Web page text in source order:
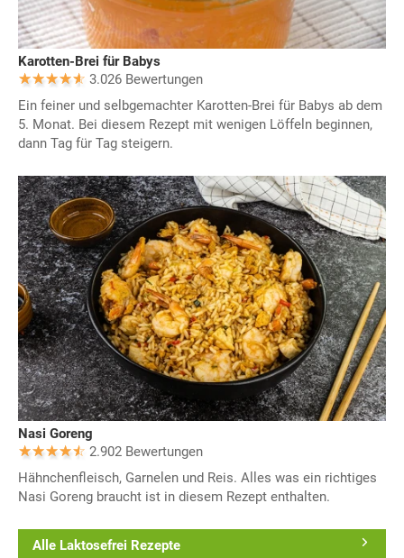
Karotten-Brei für Babys
3.026 Bewertungen
Ein feiner und selbgemachter Karotten-Brei für Babys ab dem
5. Monat. Bei diesem Rezept mit wenigen Löffeln beginnen,
dann Tag für Tag steigern.
Nasi Goreng
2.902 Bewertungen
Hähnchenfleisch, Garnelen und Reis. Alles was ein richtiges
Nasi Goreng braucht ist in diesem Rezept enthalten.
Alle Laktosefrei Rezepte